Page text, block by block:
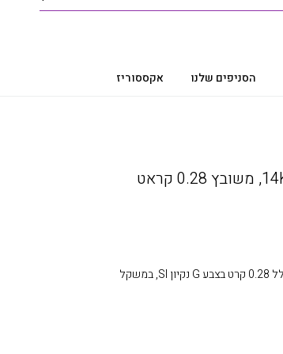
הסניפים שלנו אקססוריז
תליון מגן דוד יהלומים, עשוי מזהב 14K, משובץ 0.28 קראט
תליון יהלומים, 14K זהב, משובץ יהלומים במשקל כולל 0.28 קרט בצבע G נקיון SI, במשקל